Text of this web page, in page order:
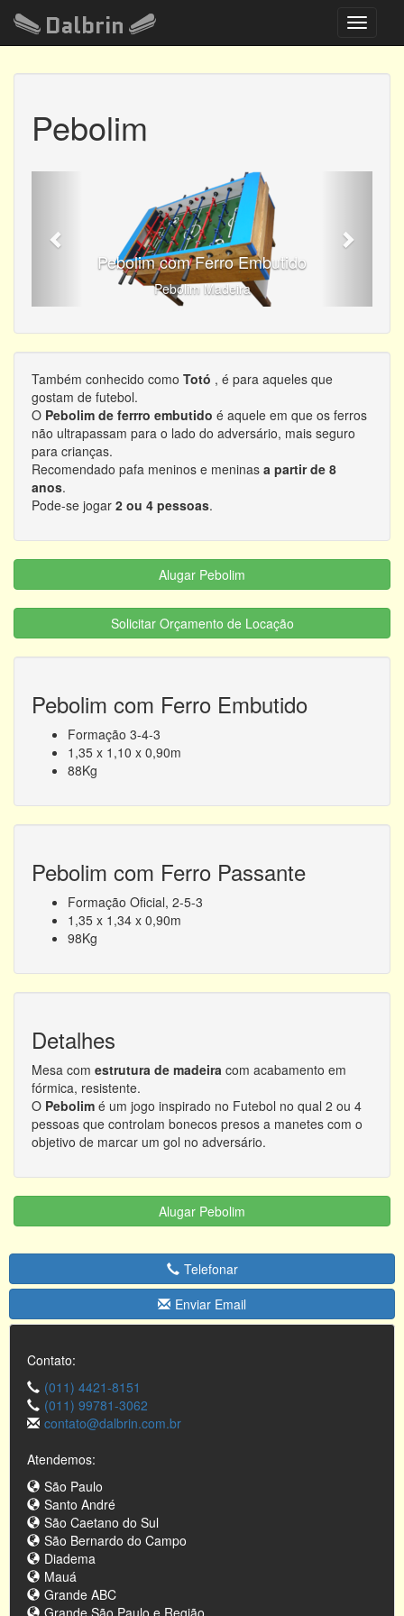
Toggle
Dalbrin
Pebolim
Pebolim com Ferro Embutido
Pebolim Madeira
Também conhecido como Totó , é para aqueles que
gostam de futebol.
O Pebolim de ferrro embutido é aquele em que os ferros
não ultrapassam para o lado do adversário, mais seguro
para crianças.
Recomendado pafa meninos e meninas a partir de 8
anos.
Pode-se jogar 2 ou 4 pessoas.
Alugar Pebolim
Solicitar Orçamento de Locação
Pebolim com Ferro Embutido
Formação 3-4-3
1,35 x 1,10 x 0,90m
88Kg
Pebolim com Ferro Passante
Formação Oficial, 2-5-3
1,35 x 1,34 x 0,90m
98Kg
Detalhes
Mesa com estrutura de madeira com acabamento em
fórmica, resistente.
O Pebolim é um jogo inspirado no Futebol no qual 2 ou 4
pessoas que controlam bonecos presos a manetes com o
objetivo de marcar um gol no adversário.
Alugar Pebolim
Telefonar
Enviar Email
Contato:
(011) 4421-8151
(011) 99781-3062
contato@dalbrin.com.br
Atendemos:
São Paulo
Santo André
São Caetano do Sul
São Bernardo do Campo
Diadema
Mauá
Grande ABC
Grande São Paulo e Região